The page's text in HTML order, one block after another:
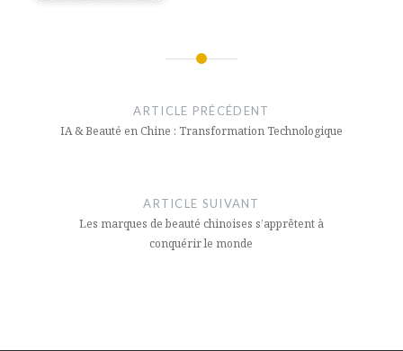
l’article
ARTICLE PRÉCÉDENT
IA & Beauté en Chine : Transformation Technologique
ARTICLE SUIVANT
Les marques de beauté chinoises s’apprêtent à
conquérir le monde